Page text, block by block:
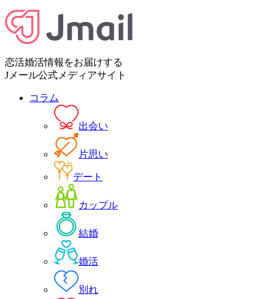
恋活婚活情報をお届けする
Jメール公式メディアサイト
コラム
出会い
片思い
デート
カップル
結婚
婚活
別れ